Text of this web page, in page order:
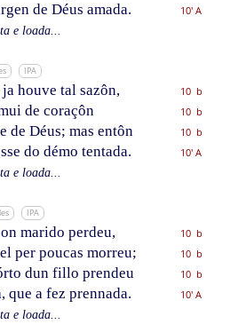
de Déus amada.
10' A
e loada...
IPA
houve tal sazôn,
10 b
de coraçôn
10 b
de Déus; mas entôn
10 b
do démo tentada.
10' A
e loada...
IPA
marido perdeu,
10 b
per poucas morreu;
10 b
dun fillo prendeu
10 b
que a fez prennada.
10' A
e loada...